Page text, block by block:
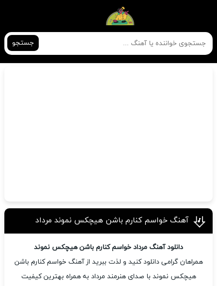
جستجو
آهنگ خواسم کنارم باشن هیچکس نموند مرداد
دانلود آهنگ مرداد خواسم کنارم باشن هیچکس نموند
همراهان گرامی دانلود کنید و لذت ببرید از آهنگ خواسم کنارم باشن
هیچکس نموند با صدای هنرمند مرداد به همراه بهترین کیفیت